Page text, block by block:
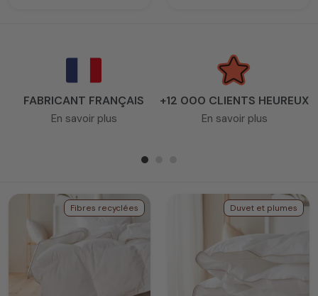
FABRICANT FRANÇAIS
En savoir plus
+12 000 CLIENTS HEUREUX
En savoir plus
Fibres recyclées Duvet et plumes